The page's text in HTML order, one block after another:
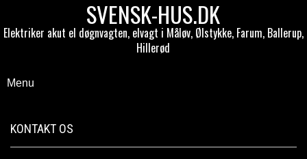
SVENSK-HUS.DK
Elektriker akut el døgnvagten, elvagt i Måløv, Ølstykke, Farum, Ballerup,
Hillerød
Menu
KONTAKT OS